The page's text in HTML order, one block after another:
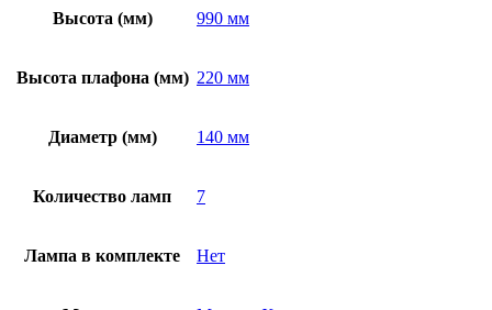
Высота (мм) 990 мм
Высота плафона (мм) 220 мм
Диаметр (мм) 140 мм
Количество ламп 7
Лампа в комплекте Нет